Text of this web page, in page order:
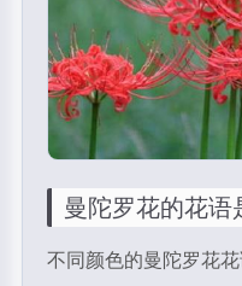
曼陀罗花的花语
不同颜色的曼陀罗花